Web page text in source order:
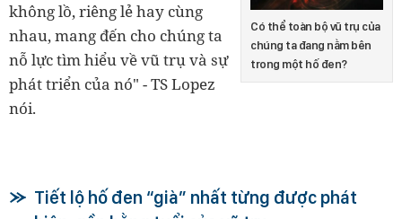
Có thể toàn bộ vũ trụ của
chúng ta đang nằm bên
trong một hố đen?
không lồ, riêng lẻ hay cùng
nhau, mang đến cho chúng ta
nỗ lực tìm hiểu về vũ trụ và sự
phát triển của nó" - TS Lopez
nói.
Tiết lộ hố đen “già” nhất từng được phát